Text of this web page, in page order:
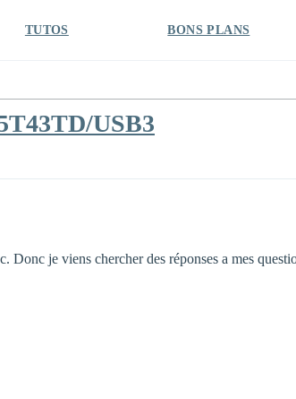
TUTOS BONS PLANS
USB3
je viens chercher des réponses a mes